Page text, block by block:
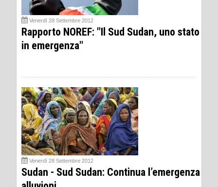
Venerdì 28 Settembre 2012
Rapporto NOREF: "Il Sud Sudan, uno stato
in emergenza"
Venerdì 28 Settembre 2012
Sudan - Sud Sudan: Continua l’emergenza